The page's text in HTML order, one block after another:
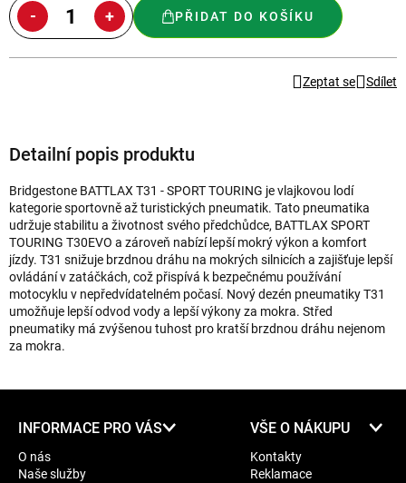
PŘIDAT DO KOŠÍKU
Zeptat se Sdílet
Detailní popis produktu
Bridgestone BATTLAX T31 - SPORT TOURING je vlajkovou lodí
kategorie sportovně až turistických pneumatik. Tato pneumatika
udržuje stabilitu a životnost svého předchůdce, BATTLAX SPORT
TOURING T30EVO a zároveň nabízí lepší mokrý výkon a komfort
jízdy. T31 snižuje brzdnou dráhu na mokrých silnicích a zajišťuje lepší
ovládání v zatáčkách, což přispívá k bezpečnému používání
motocyklu v nepředvídatelném počasí. Nový dezén pneumatiky T31
umožňuje lepší odvod vody a lepší výkony za mokra. Střed
pneumatiky má zvýšenou tuhost pro kratší brzdnou dráhu nejenom
za mokra.
INFORMACE PRO VÁS
O nás
Naše služby
VŠE O NÁKUPU
Kontakty
Reklamace